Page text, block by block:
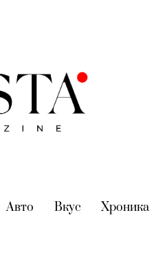
Авто (current)
Вкус (current)
Хроника